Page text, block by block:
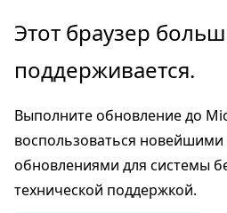
Пропустить
перейти
основному
содержимому
Переход
навигации
странице
Этот браузер
поддерживается.
Выполните обновление до
воспользоваться
обновлениями для системы
технической поддержкой.